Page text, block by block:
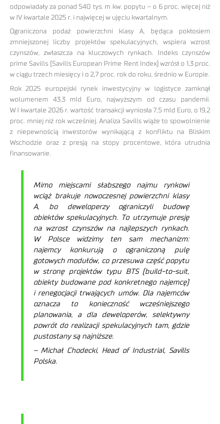
odpowiadały za ponad 540 tys. m kw. popytu – o 6 proc. więcej niż
w IV kwartale 2025 r. i najwięcej w ujęciu kwartalnym.
Ograniczona podaż powierzchni klasy A, będąca pokłosiem
zmniejszonej liczby projektów spekulacyjnych, wspiera wzrost
czynszów, zwłaszcza na kluczowych rynkach. Indeks czynszów
prime Savills (Savills European Prime Rent Index) wzrósł o 1,3 proc.
w ciągu trzech miesięcy i o 2,7 proc. rok do roku, średnio w Europie.
Rok 2025 europejski rynek inwestycyjny w logistyce zamknął
wolumenem 43,3 mld Euro, najwyższym od czasu pandemii.
W I kwartale 2026 r. wartość transakcji wyniosła 7,5 mld Euro, o 19,2
proc. mniej niż rok wcześniej. Analiza Savills wiąże to spowolnienie
z niepewnością inwestorów wynikającą z konfliktu na Bliskim
Wschodzie oraz z presją na stopy procentowe, która utrudnia
finansowanie.
Mimo miejscami słabszego najmu rynkowi
wciąż brakuje nowoczesnej powierzchni klasy
A, bo deweloperzy ograniczyli budowę
obiektów spekulacyjnych. To utrzymuje presję
na wzrost czynszów na najlepszych rynkach.
W Polsce widzimy ten sam mechanizm:
najemcy konkurują o ograniczoną pulę
gotowych modułów, co przesuwa część popytu
w stronę projektów typu BTS (build-to-suit,
obiekty budowane pod konkretnego najemcę)
i renegocjacji trwających umów. Dla najemców
oznacza to konieczność wcześniejszego
planowania, a dla deweloperów, selektywny
powrót do realizacji spekulacyjnych tam, gdzie
pustostany są najniższe.
– Michał Chodecki, Head of Industrial, Savills
Polska.